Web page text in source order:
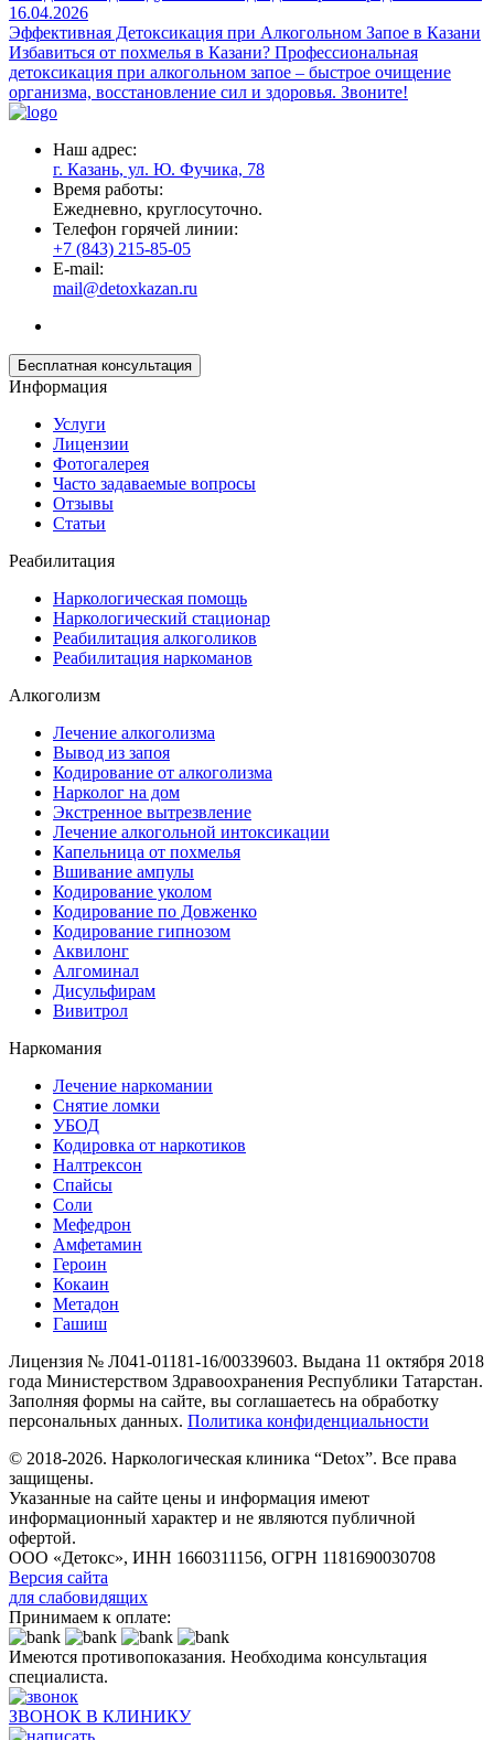
16.04.2026
Эффективная Детоксикация при Алкогольном Запое в Казани
Избавиться от похмелья в Казани? Профессиональная
детоксикация при алкогольном запое – быстрое очищение
организма, восстановление сил и здоровья. Звоните!
Наш адрес:
г. Казань, ул. Ю. Фучика, 78
Время работы:
Ежедневно, круглосуточно.
Телефон горячей линии:
+7 (843) 215-85-05
E-mail:
mail@detoxkazan.ru
Бесплатная консультация
Информация
Услуги
Лицензии
Фотогалерея
Часто задаваемые вопросы
Отзывы
Статьи
Реабилитация
Наркологическая помощь
Наркологический стационар
Реабилитация алкоголиков
Реабилитация наркоманов
Алкоголизм
Лечение алкоголизма
Вывод из запоя
Кодирование от алкоголизма
Нарколог на дом
Экстренное вытрезвление
Лечение алкогольной интоксикации
Капельница от похмелья
Вшивание ампулы
Кодирование уколом
Кодирование по Довженко
Кодирование гипнозом
Аквилонг
Алгоминал
Дисульфирам
Вивитрол
Наркомания
Лечение наркомании
Снятие ломки
УБОД
Кодировка от наркотиков
Налтрексон
Спайсы
Соли
Мефедрон
Амфетамин
Героин
Кокаин
Метадон
Гашиш
Лицензия № Л041-01181-16/00339603. Выдана 11 октября 2018
года Министерством Здравоохранения Республики Татарстан.
Заполняя формы на сайте, вы соглашаетесь на обработку
персональных данных. Политика конфиденциальности
© 2018-2026. Наркологическая клиника “Detox”. Все права
защищены.
Указанные на сайте цены и информация имеют
информационный характер и не являются публичной
офертой.
ООО «Детокс», ИНН 1660311156, ОГРН 1181690030708
Версия сайта
для слабовидящих
Принимаем к оплате:
Имеются противопоказания. Необходима консультация
специалиста.
ЗВОНОК В КЛИНИКУ